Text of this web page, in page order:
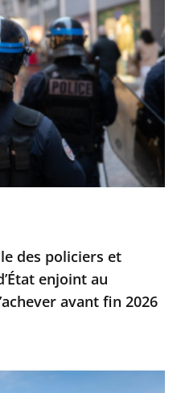
des policiers et
enjoint au
avant fin 2026